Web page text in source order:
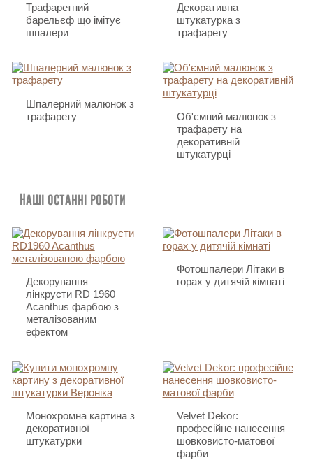
Трафаретний
барельєф що імітує
шпалери
Декоративна
штукатурка з
трафарету
Шпалерний малюнок з
трафарету
Об'ємний малюнок з
трафарету на
декоративній
штукатурці
Наші останні роботи
Декорування
лінкрусти RD 1960
Acanthus фарбою з
металізованим
ефектом
Фотошпалери Літаки в
горах у дитячій кімнаті
Монохромна картина з
декоративної
штукатурки
Velvet Dekor:
професійне нанесення
шовковисто-матової
фарби